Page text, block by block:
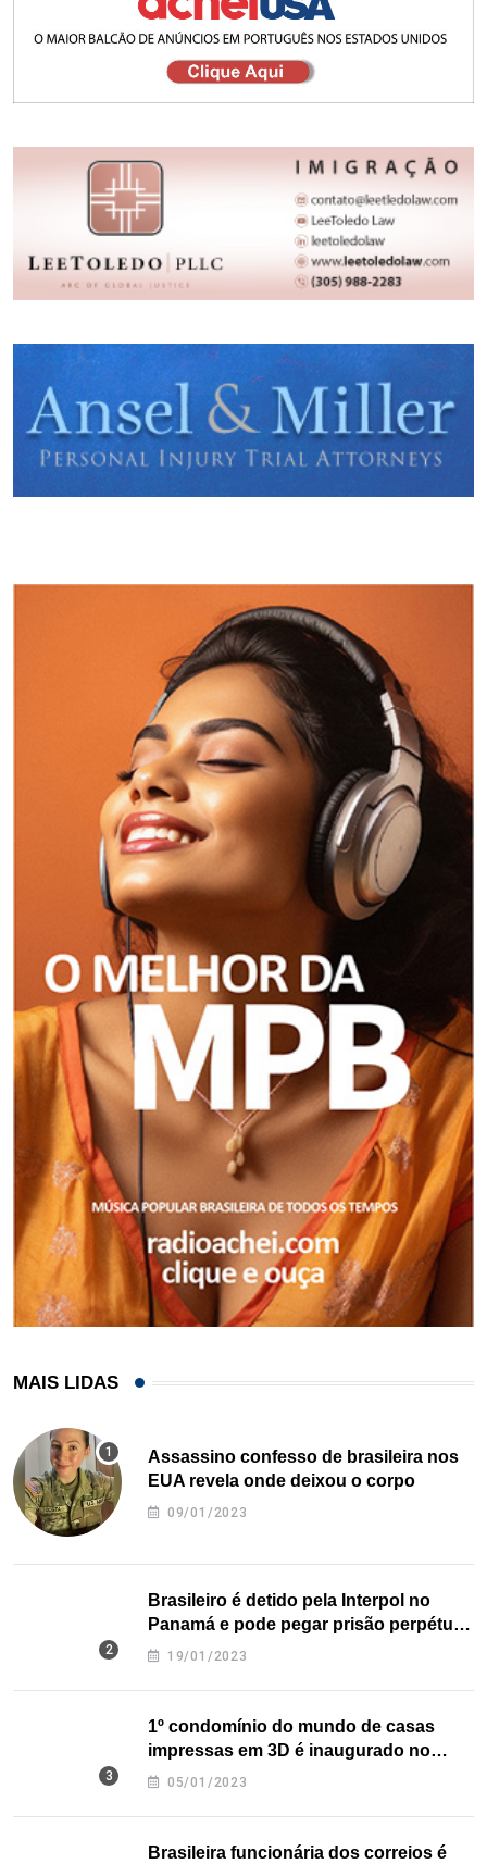
MAIS LIDAS
Assassino confesso de brasileira nos
EUA revela onde deixou o corpo
09/01/2023
Brasileiro é detido pela Interpol no
Panamá e pode pegar prisão perpétua
nos EUA
19/01/2023
1º condomínio do mundo de casas
impressas em 3D é inaugurado no
Texas
05/01/2023
Brasileira funcionária dos correios é